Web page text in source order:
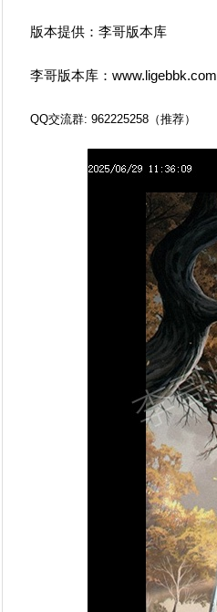
版本提供：李哥版本库
李哥版本库：www.ligebbk.com
QQ交流群: 962225258（推荐）